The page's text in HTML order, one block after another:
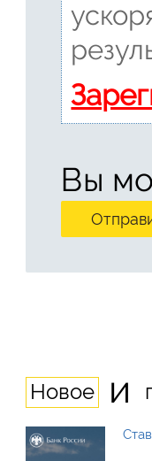
Вы
Новое и